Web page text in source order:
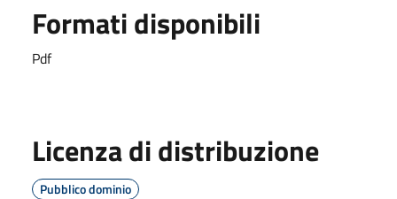
Formati disponibili
Pdf
Licenza di distribuzione
Pubblico dominio